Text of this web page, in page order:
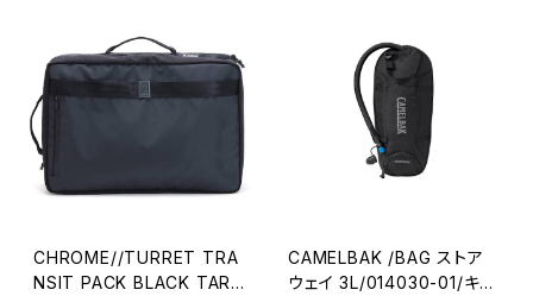
CHROME//TURRET TRA
NSIT PACK BLACK TAR
CAMELBAK /BAG ストア
ウェイ 3L/014030-01/キャ